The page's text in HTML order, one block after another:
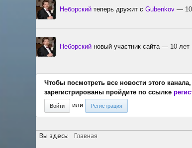
Неборский теперь дружит с Gubenkov — 10
Неборский новый участник сайта — 10 лет
Чтобы посмотреть все новости этого
зарегистрированы пройдите по ссылке
Войти или Регистрация
Вы здесь: Главная